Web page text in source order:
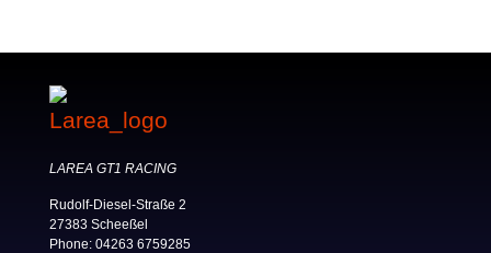
LAREA GT1 RACING
Rudolf-Diesel-Straße 2
27383 Scheeßel
Phone: 04263 6759285